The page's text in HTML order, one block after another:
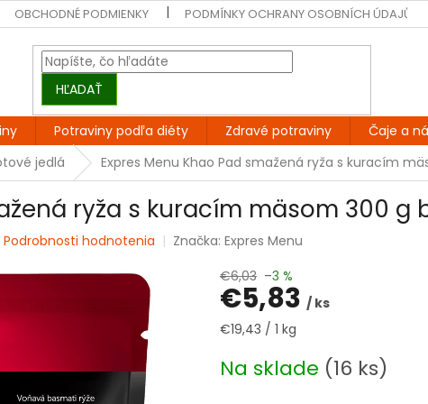
OBCHODNÉ PODMIENKY PODMÍNKY OCHRANY OSOBNÍCH ÚDAJŮ
HĽADAŤ
Potraviny podľa diéty Zdravé potraviny Čaje a
jedlá Expres Menu Khao Pad smažená ryža s kuracím
ryža s kuracím mäsom 300 g
Podrobnosti hodnotenia Značka: Expres Menu
€6,03 –3 %
€5,83 / ks
Jednotková
€19,43 / 1 kg
Na sklade (16 ks)